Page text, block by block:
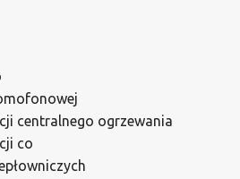
centralnego ogrzewania
co